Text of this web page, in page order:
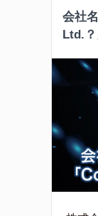
会社
Ltd.？